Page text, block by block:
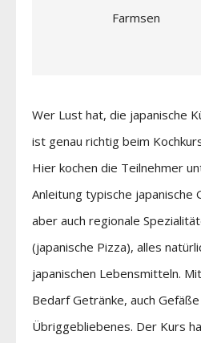
Farmsen
Wer Lust hat, die japanische
ist genau richtig beim
Hier kochen die Teilnehmer
Anleitung typische japanische
aber auch regionale
(japanische Pizza), alles
japanischen Lebensmitteln.
Bedarf Getränke, auch
Übriggebliebenes. Der Kurs